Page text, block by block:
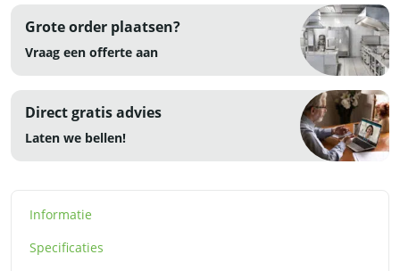
aantal
Grote order plaatsen?
Vraag een offerte aan
Direct gratis advies
Laten we bellen!
Informatie
Specificaties